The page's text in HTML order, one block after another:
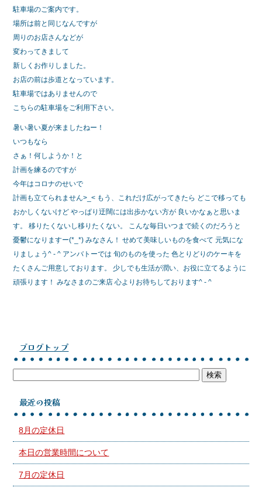
駐車場のご案内です。
場所は前と同じなんですが
周りのお店さんなどが
変わってきまして
新しくお作りしました。
お店の前は歩道となっています。
駐車場ではありませんので
こちらの駐車場をご利用下さい。
暑い暑い夏が来ましたねー！
いつもなら
さぁ！何しようか！と
計画を練るのですが
今年はコロナのせいで
計画も立てられません>_< もう、これだけ広がってきたら どこで移っても
おかしくないけど やっぱり迂闊には出歩かない方が 良いかなぁと思いま
す。 移りたくないし移りたくない。 こんな毎日いつまで続くのだろうと
憂鬱になりますー(*_*) みなさん！ せめて美味しいものを食べて 元気にな
りましょう^ - ^ アンバトーでは 旬のものを使った 色とりどりのケーキを
たくさんご用意しております。 少しでも生活が潤い、お役に立てるように
頑張ります！ みなさまのご来店 心よりお待ちしております^ - ^
ブログトップ
最近の投稿
8月の定休日
本日の営業時間について
7月の定休日